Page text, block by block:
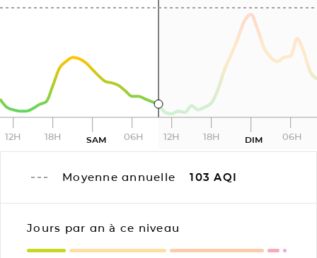
12H 18H SAM 06H 12H 18H DIM 06H
Moyenne annuelle 103 AQI
Jours par an à ce niveau